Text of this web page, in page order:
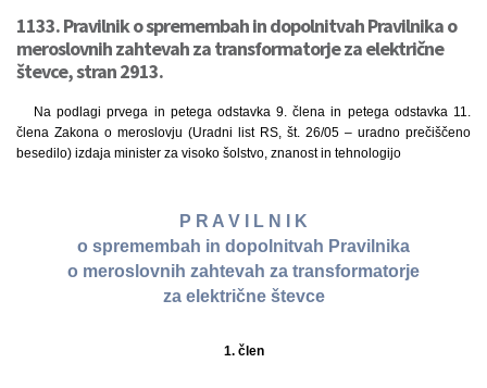
1133. Pravilnik o spremembah in dopolnitvah Pravilnika o
meroslovnih zahtevah za transformatorje za električne
števce, stran 2913.
Na podlagi prvega in petega odstavka 9. člena in petega odstavka 11.
člena Zakona o meroslovju (Uradni list RS, št. 26/05 – uradno prečiščeno
besedilo) izdaja minister za visoko šolstvo, znanost in tehnologijo
P R A V I L N I K
o spremembah in dopolnitvah Pravilnika
o meroslovnih zahtevah za transformatorje
za električne števce
1. člen